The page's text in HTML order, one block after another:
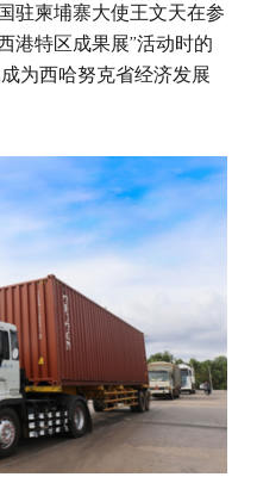
驻柬埔寨大使王文天在参
港特区成果展”活动时的
为西哈努克省经济发展